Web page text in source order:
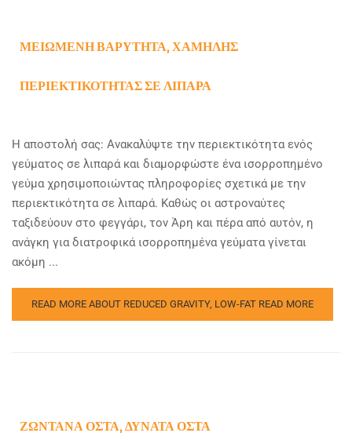
ΜΕΙΩΜΈΝΗ ΒΑΡΎΤΗΤΑ, ΧΑΜΗΛΉΣ
ΠΕΡΙΕΚΤΙΚΌΤΗΤΑΣ ΣΕ ΛΙΠΑΡΆ
Η αποστολή σας: Ανακαλύψτε την περιεκτικότητα ενός
γεύματος σε λιπαρά και διαμορφώστε ένα ισορροπημένο
γεύμα χρησιμοποιώντας πληροφορίες σχετικά με την
περιεκτικότητα σε λιπαρά. Καθώς οι αστροναύτες
ταξιδεύουν στο φεγγάρι, τον Άρη και πέρα από αυτόν, η
ανάγκη για διατροφικά ισορροπημένα γεύματα γίνεται
ακόμη ...
READ MORE ABOUT REDUCED GRAVITY, LOW-FAT READ MORE
ΖΩΝΤΑΝΆ ΟΣΤΆ, ΔΥΝΑΤΆ ΟΣΤΆ